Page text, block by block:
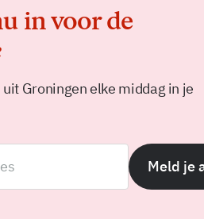
in voor de
Groningen elke middag in je
Meld je